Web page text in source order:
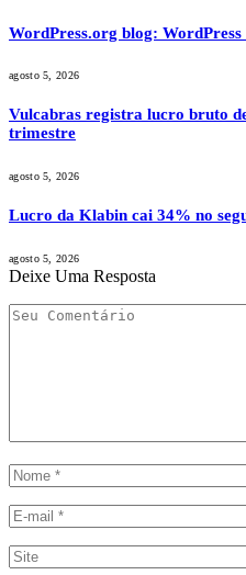
WordPress.org blog: WordPress
agosto 5, 2026
Vulcabras registra lucro bruto
trimestre
agosto 5, 2026
Lucro da Klabin cai 34% no
agosto 5, 2026
Deixe Uma Resposta